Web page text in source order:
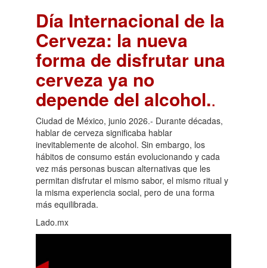
Día Internacional de la
Cerveza: la nueva
forma de disfrutar una
cerveza ya no
depende del alcohol..
Ciudad de México, junio 2026.- Durante décadas,
hablar de cerveza significaba hablar
inevitablemente de alcohol. Sin embargo, los
hábitos de consumo están evolucionando y cada
vez más personas buscan alternativas que les
permitan disfrutar el mismo sabor, el mismo ritual y
la misma experiencia social, pero de una forma
más equilibrada.
Lado.mx